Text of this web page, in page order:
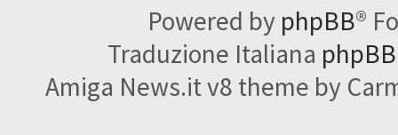
Powered by phpBB®
Traduzione Italiana
Amiga News.it v8 theme by